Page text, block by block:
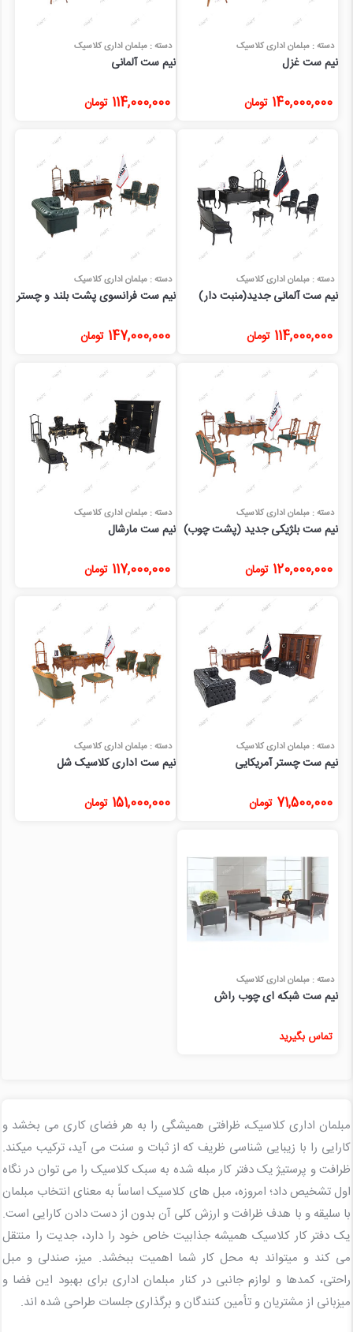
دسته : مبلمان اداری کلاسیک
نیم ست غزل
140,000,000 تومان
دسته : مبلمان اداری کلاسیک
نیم ست آلمانی
114,000,000 تومان
دسته : مبلمان اداری کلاسیک
نیم ست آلمانی جدید(منبت دار)
114,000,000 تومان
دسته : مبلمان اداری کلاسیک
نیم ست فرانسوی پشت بلند و چستر
147,000,000 تومان
دسته : مبلمان اداری کلاسیک
نیم ست بلژیکی جدید (پشت چوب)
120,000,000 تومان
دسته : مبلمان اداری کلاسیک
نیم ست مارشال
117,000,000 تومان
دسته : مبلمان اداری کلاسیک
نیم ست چستر آمریکایی
71,500,000 تومان
دسته : مبلمان اداری کلاسیک
نیم ست اداری کلاسیک شل
151,000,000 تومان
دسته : مبلمان اداری کلاسیک
نیم ست شبکه ای چوب راش
تماس بگیرید
مبلمان اداری کلاسیک، ظرافتی همیشگی را به هر فضای کاری می بخشد و
کارایی را با زیبایی شناسی ظریف که از ثبات و سنت می آید، ترکیب میکند.
ظرافت و پرستیژ یک دفتر کار مبله شده به سبک کلاسیک را می توان در نگاه
اول تشخیص داد؛ امروزه، مبل های کلاسیک اساساً به معنای انتخاب مبلمان
با سلیقه و با هدف ظرافت و ارزش کلی آن بدون از دست دادن کارایی است.
یک دفتر کار کلاسیک همیشه جذابیت خاص خود را دارد، جدیت را منتقل
می کند و میتواند به محل کار شما اهمیت ببخشد. میز، صندلی و مبل
راحتی، کمدها و لوازم جانبی در کنار مبلمان اداری برای بهبود این فضا و
میزبانی از مشتریان و تأمین کنندگان و برگذاری جلسات طراحی شده اند.